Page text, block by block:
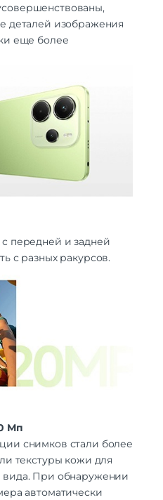
деталей изображения
еще более
передней и задней
с разных ракурсов.
Мп
снимков стали более
текстуры кожи для
При обнаружении
автоматически